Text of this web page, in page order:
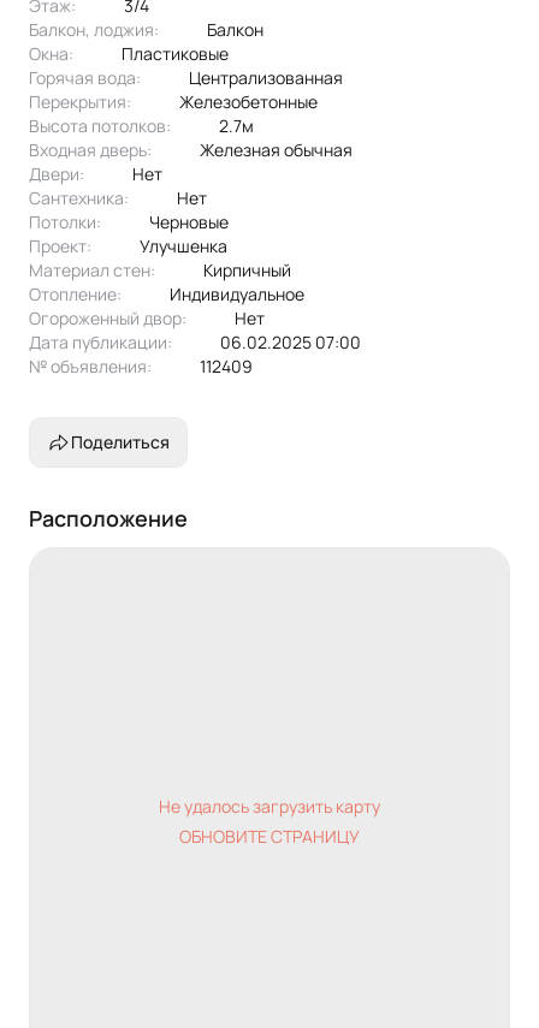
Этаж:
3/4
Балкон, лоджия:
балкон
Окна:
пластиковые
Горячая вода:
централизованная
Перекрытия:
железобетонные
Высота потолков:
2.7м
Входная дверь:
Железная обычная
Двери:
нет
Сантехника:
нет
Потолки:
черновые
Проект:
улучшенка
Материал стен:
Кирпичный
Отопление:
индивидуальное
Огороженный двор:
Нет
Дата публикации:
06.02.2025 07:00
№ объявления:
112409
Поделиться
Расположение
Не удалось загрузить карту
ОБНОВИТЕ СТРАНИЦУ